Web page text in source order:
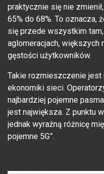
praktycznie się nie
65% do 68%. To oznacza,
się przede wszystkim
aglomeracjach,
gęstości użytkowników.
Takie rozmieszczenie jest
ekonomiki sieci.
najbardziej pojemne
jest największa. Z punktu
jednak wyraźną różnicę
pojemne 5G”.